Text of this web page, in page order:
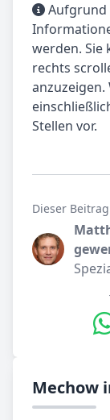
Aufgrund
werden. Sie
rechts
anzuzeigen.
Stellen vor.
Dieser
Mechow